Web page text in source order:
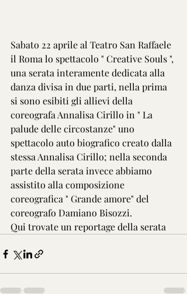
Sabato 22 aprile al Teatro San Raffaele
il Roma lo spettacolo " Creative Souls ",
una serata interamente dedicata alla
danza divisa in due parti, nella prima
si sono esibiti gli allievi della
coreografa Annalisa Cirillo in " La
palude delle circostanze" uno
spettacolo auto biografico creato dalla
stessa Annalisa Cirillo; nella seconda
parte della serata invece abbiamo
assistito alla composizione
coreografica " Grande amore" del
coreografo Damiano Bisozzi.
Qui trovate un reportage della serata